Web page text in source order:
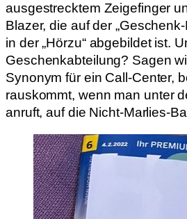
ausgestrecktem Zeigefinger
Blazer, die auf der
in der „Hörzu“ abgebildet ist.
Geschenkabteilung? Sagen
Synonym für ein Call-Center,
rauskommt, wenn man unter
anruft, auf die Nicht-Marlies-